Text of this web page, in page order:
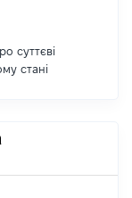
суттєві
стані